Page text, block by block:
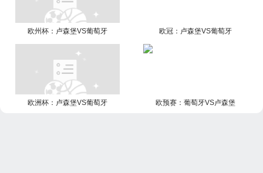
欧州杯：卢森堡VS葡萄牙 欧冠：卢森堡VS葡萄牙
欧洲杯：卢森堡VS葡萄牙 欧预赛：葡萄牙VS卢森堡